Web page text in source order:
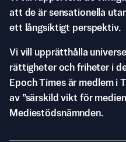
att de är sensationella
ett långsiktigt perspektiv.
Vi vill upprätthålla
rättigheter och friheter i
Epoch Times är medlem i
av ”särskild vikt för
Mediestödsnämnden.